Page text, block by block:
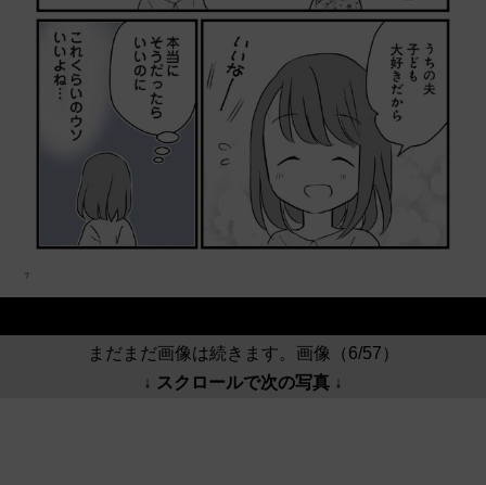
まだまだ画像は続きます。画像（6/57）
↓ スクロールで次の写真 ↓